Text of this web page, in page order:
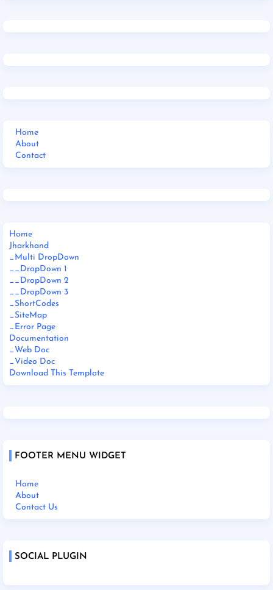
Home
About
Contact
Home
Jharkhand
_Multi DropDown
__DropDown 1
__DropDown 2
__DropDown 3
_ShortCodes
_SiteMap
_Error Page
Documentation
_Web Doc
_Video Doc
Download This Template
FOOTER MENU WIDGET
Home
About
Contact Us
SOCIAL PLUGIN